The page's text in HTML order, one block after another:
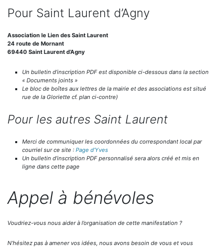
Pour Saint Laurent d’Agny
Association le Lien des Saint Laurent
24 route de Mornant
69440 Saint Laurent d’Agny
Un bulletin d’inscription PDF est disponible ci-dessous dans la section
« Documents joints »
Le bloc de boîtes aux lettres de la mairie et des associations est situé
rue de la Gloriette cf. plan ci-contre)
Pour les autres Saint Laurent
Merci de communiquer les coordonnées du correspondant local par
courriel sur ce site : Page d’Yves
Un bulletin d’inscription PDF personnalisé sera alors créé et mis en
ligne dans cette page
Appel à bénévoles
Voudriez-vous nous aider à l’organisation de cette manifestation ?
N’hésitez pas à amener vos idées, nous avons besoin de vous et vous